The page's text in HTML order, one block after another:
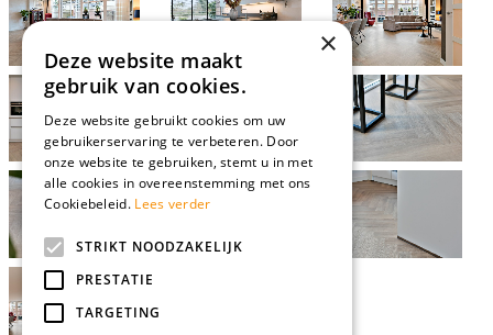
×
Deze website maakt
gebruik van cookies.
Deze website gebruikt cookies om uw
gebruikerservaring te verbeteren. Door
onze website te gebruiken, stemt u in met
alle cookies in overeenstemming met ons
Cookiebeleid. Lees verder
STRIKT NOODZAKELIJK
PRESTATIE
TARGETING